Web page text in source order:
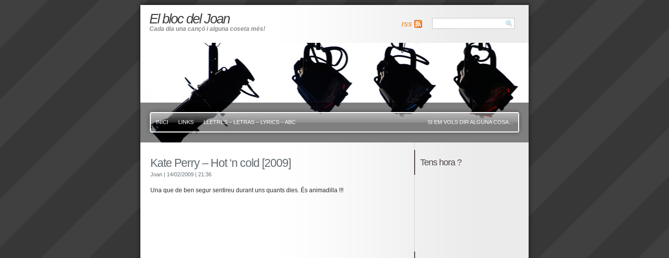
El bloc del Joan
Cada dia una cançó i alguna coseta més!
rss
INICI LINKS LLETRES – LETRAS – LYRICS – ABC SI EM VOLS DIR ALGUNA COSA...
Kate Perry – Hot ‘n cold [2009]
Joan | 14/02/2009 | 21:36
Una que de ben segur sentireu durant uns quants dies. És animadilla !!!
Tens hora ?